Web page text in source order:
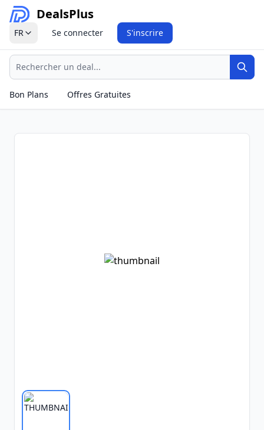
DealsPlus
FR Se connecter S'inscrire
Recherche
Bon Plans
Offres Gratuites